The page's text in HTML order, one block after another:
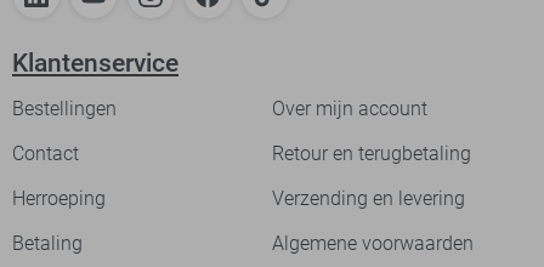
Klantenservice
Bestellingen
Over mijn account
Contact
Retour en terugbetaling
Herroeping
Verzending en levering
Betaling
Algemene voorwaarden